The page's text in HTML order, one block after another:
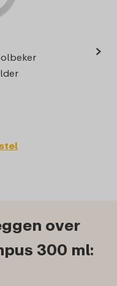
›
over
300 ml: